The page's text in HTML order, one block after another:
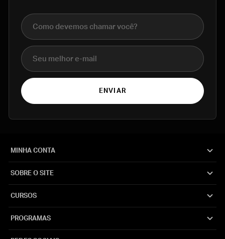
Nome completo
E-mail
ENVIAR
MINHA CONTA
SOBRE O SITE
CURSOS
PROGRAMAS